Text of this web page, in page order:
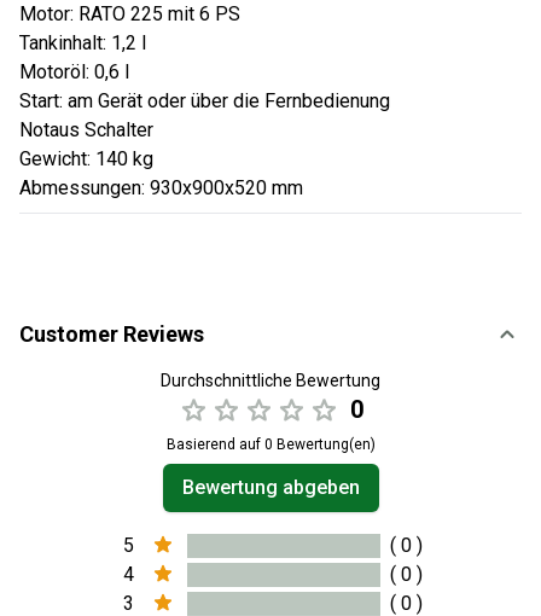
Motor: RATO 225 mit 6 PS
Tankinhalt: 1,2 l
Motoröl: 0,6 l
Start: am Gerät oder über die Fernbedienung
Notaus Schalter
Gewicht: 140 kg
Abmessungen: 930x900x520 mm
Customer Reviews
Durchschnittliche Bewertung
0
Basierend auf 0 Bewertung(en)
Bewertung abgeben
5
( 0 )
4
( 0 )
3
( 0 )